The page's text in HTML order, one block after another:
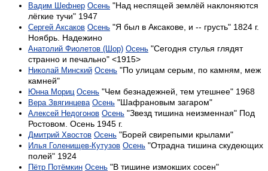
Вадим Шефнер Осень "Над неспящей землёй наклоняются
лёгкие тучи" 1947
Сергей Аксаков Осень "Я был в Аксакове, и -- грусть" 1824 г.
Ноябрь. Надежино
Анатолий Фиолетов (Шор) Осень "Сегодня стулья глядят
странно и печально" <1915>
Николай Минский Осень "По улицам серым, по камням, меж
камней"
Юнна Мориц Осень "Чем безнадежней, тем утешнее" 1968
Вера Звягинцева Осень "Шафрановым загаром"
Алексей Недогонов Осень "Звезд тишина неизменная" Под
Ростовом. Осень 1945 г.
Дмитрий Хвостов Осень "Борей свирепыми крылами"
Илья Голенищев-Кутузов Осень "Отрадна тишина скудеющих
полей" 1924
Пётр Потёмкин Осень "В тишине измокших сосен"